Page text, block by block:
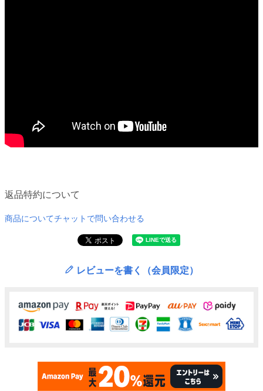
返品特約について
商品についてチャットで問い合わせる
レビューを書く（会員限定）